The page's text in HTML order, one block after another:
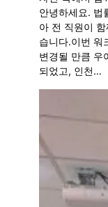
안녕하세요. 법
아 전 직원이
습니다.이번 워
변경될 만큼 우
되었고, 인천…